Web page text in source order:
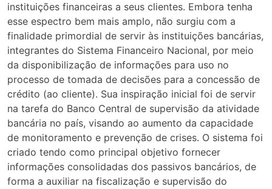
instituições financeiras a seus clientes. Embora tenha
esse espectro bem mais amplo, não surgiu com a
finalidade primordial de servir às instituições bancárias,
integrantes do Sistema Financeiro Nacional, por meio
da disponibilização de informações para uso no
processo de tomada de decisões para a concessão de
crédito (ao cliente). Sua inspiração inicial foi de servir
na tarefa do Banco Central de supervisão da atividade
bancária no país, visando ao aumento da capacidade
de monitoramento e prevenção de crises. O sistema foi
criado tendo como principal objetivo fornecer
informações consolidadas dos passivos bancários, de
forma a auxiliar na fiscalização e supervisão do